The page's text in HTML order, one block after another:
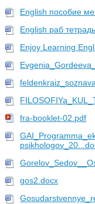
English пособие
English раб
Enjoy Learning
fra-booklet-02.pdf
gos2.docx